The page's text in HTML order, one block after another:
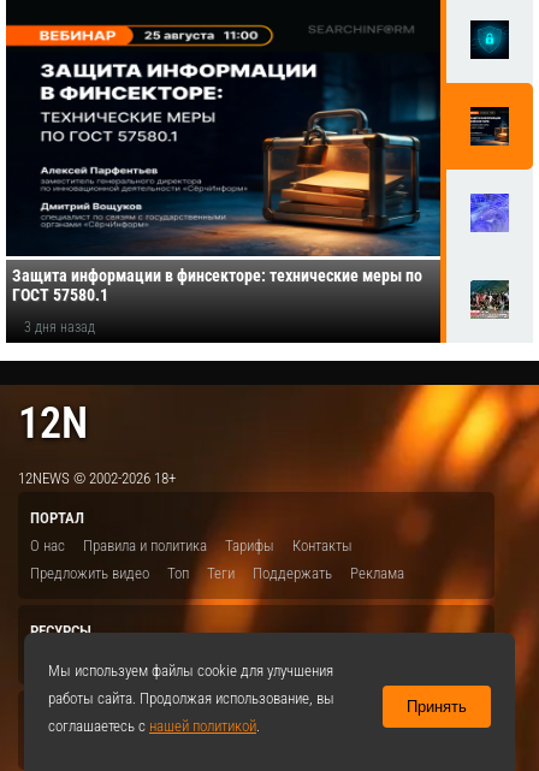
Защита информации в финсекторе: технические меры по
ГОСТ 57580.1
3 дня назад
12N
12NEWS © 2002-2026 18+
ПОРТАЛ
О нас
Правила и политика Тарифы
Контакты
Предложить видео
Топ Теги Поддержать Реклама
РЕСУРСЫ
Мы используем файлы cookie для улучшения
работы сайта. Продолжая использование, вы
соглашаетесь с нашей политикой.
Принять